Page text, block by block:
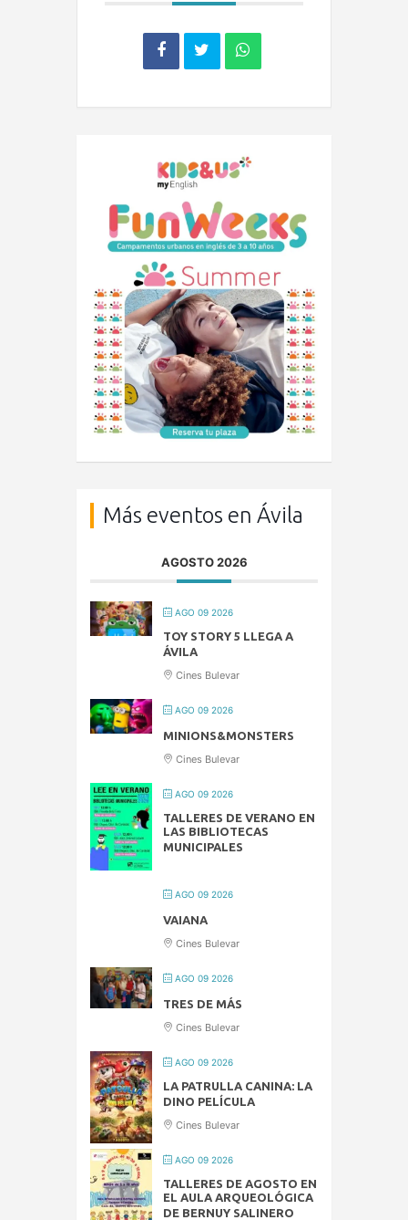
Más eventos en Ávila
AGOSTO 2026
AGO 09 2026
TOY STORY 5 LLEGA A
ÁVILA
Cines Bulevar
AGO 09 2026
MINIONS&MONSTERS
Cines Bulevar
AGO 09 2026
TALLERES DE VERANO EN
LAS BIBLIOTECAS
MUNICIPALES
AGO 09 2026
VAIANA
Cines Bulevar
AGO 09 2026
TRES DE MÁS
Cines Bulevar
AGO 09 2026
LA PATRULLA CANINA: LA
DINO PELÍCULA
Cines Bulevar
AGO 09 2026
TALLERES DE AGOSTO EN
EL AULA ARQUEOLÓGICA
DE BERNUY SALINERO